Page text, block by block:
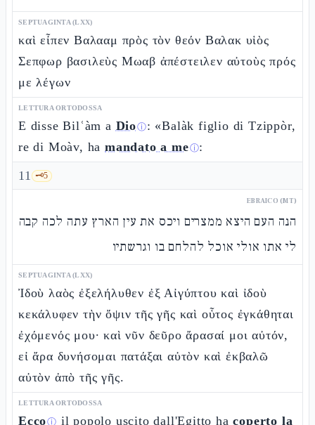
SEPTUAGINTA (LXX)
καὶ εἶπεν Βαλααμ πρὸς τὸν θεόν Βαλακ υἱὸς
Σεπφωρ βασιλεὺς Μωαβ ἀπέστειλεν αὐτοὺς πρός
με λέγων
LETTURA ORTODOSSA
E disse Bilʿàm a Dioⓘ: «Balàk figlio di Tzippòr,
re di Moàv, hamandato a meⓘ:
11 🗝️5
EBRAICO (MT)
הנה העם היצא ממצרים ויכס את עין הארץ עתה לכה קבה
לי אתו אולי אוכל להלחם בו וגרשתיו
SEPTUAGINTA (LXX)
Ἰδοὺ λαὸς ἐξελήλυθεν ἐξ Αἰγύπτου καὶ ἰδοὺ
κεκάλυφεν τὴν ὄψιν τῆς γῆς καὶ οὗτος ἐγκάθηται
ἐχόμενός μου· καὶ νῦν δεῦρο ἄρασαί μοι αὐτόν,
εἰ ἄρα δυνήσομαι πατάξαι αὐτὸν καὶ ἐκβαλῶ
αὐτὸν ἀπὸ τῆς γῆς.
LETTURA ORTODOSSA
Eccoⓘ il popolo uscito dall'Egitto hacoperto la